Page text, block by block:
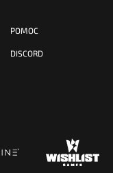
POMOC
DISCORD